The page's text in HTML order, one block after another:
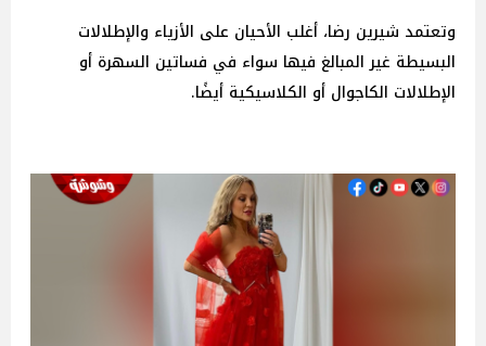
وتعتمد شيرين رضا، أغلب الأحيان على الأزياء والإطلالات
البسيطة غير المبالغ فيها سواء في فساتين السهرة أو
الإطلالات الكاجوال أو الكلاسيكية أيضًا.